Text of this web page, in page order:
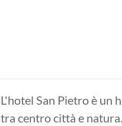
L'hotel San Pietro è un
tra centro città e